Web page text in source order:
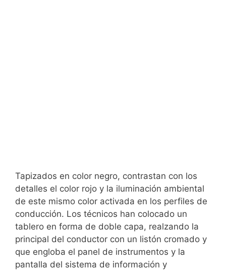
Tapizados en color negro, contrastan con los
detalles el color rojo y la iluminación ambiental
de este mismo color activada en los perfiles de
conducción. Los técnicos han colocado un
tablero en forma de doble capa, realzando la
principal del conductor con un listón cromado y
que engloba el panel de instrumentos y la
pantalla del sistema de información y